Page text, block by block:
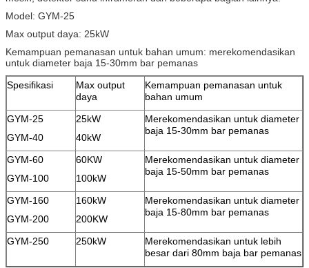
Model: GYM-25
Max output daya: 25kW
Kemampuan pemanasan untuk bahan umum: merekomendasikan
untuk diameter baja 15-30mm bar pemanas
Spesifikasi
Max output
daya
Kemampuan pemanasan untuk
bahan umum
GYM-25
GYM-40
25kW
40kW
Merekomendasikan untuk diameter
baja 15-30mm bar pemanas
GYM-60
GYM-100
60KW
100kW
Merekomendasikan untuk diameter
baja 15-50mm bar pemanas
GYM-160
GYM-200
160kW
200KW
Merekomendasikan untuk diameter
baja 15-80mm bar pemanas
GYM-250 250kW
Merekomendasikan untuk lebih
besar dari 80mm baja bar pemanas